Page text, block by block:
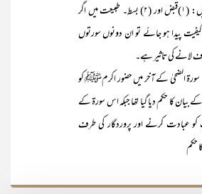
اصطلاحات ہیں: (۱)قبض اور (۲) بسط۔ طبیعت میں اگر
پیدا ہو جائے تو ان دونوں سورتوں
لانے کی تاثیر ہے۔
کے آخر میں حضور اکرمﷺ کو
بیان کا حکم دیا گیا تھا جبکہ اس سورۃ کے
عبادت کرنے اور پروردگار کی طرف
حکم